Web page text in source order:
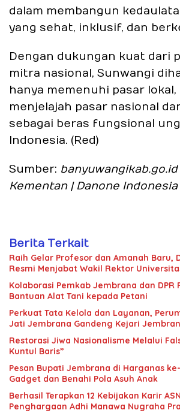
dalam membangun
yang sehat, inklusif, dan
Dengan dukungan kuat dari
mitra nasional, Sunwangi
hanya memenuhi pasar
menjelajah pasar nasional
sebagai beras fungsional
Indonesia. (Red)
Sumber: banyuwangikab.go.id
Kementan | Danone
Berita Terkait
Raih Gelar Profesor dan Amanah Baru,
Resmi Menjabat Wakil Rektor
Kolaborasi Pemkab Jembrana dan DPR
Bantuan Alat Tani kepada Petani
Perkuat Tata Kelola dan Layanan,
Jati Jembrana Gandeng Kejari
Restorasi Jiwa Nasionalisme Melalui
Kuntul Baris”
Pesan Bupati Jembrana di Harganas
Gadget dan Benahi Pola Asuh Anak
Berhasil Terapkan 12 Kebijakan Karir
Penghargaan Adhi Manawa Nugraha